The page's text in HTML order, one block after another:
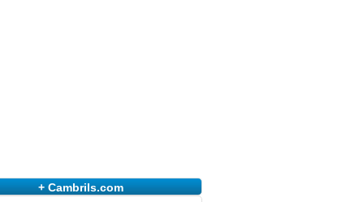
+ Cambrils.com